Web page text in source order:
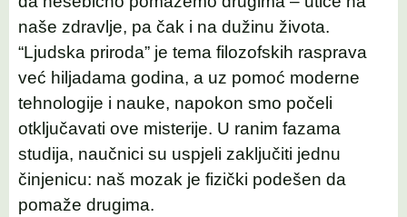
naše zdravlje, pa čak i na dužinu života.
“Ljudska priroda” je tema filozofskih rasprava
već hiljadama godina, a uz pomoć moderne
tehnologije i nauke, napokon smo počeli
otključavati ove misterije. U ranim fazama
studija, naučnici su uspjeli zaključiti jednu
činjenicu: naš mozak je fizički podešen da
pomaže drugima.